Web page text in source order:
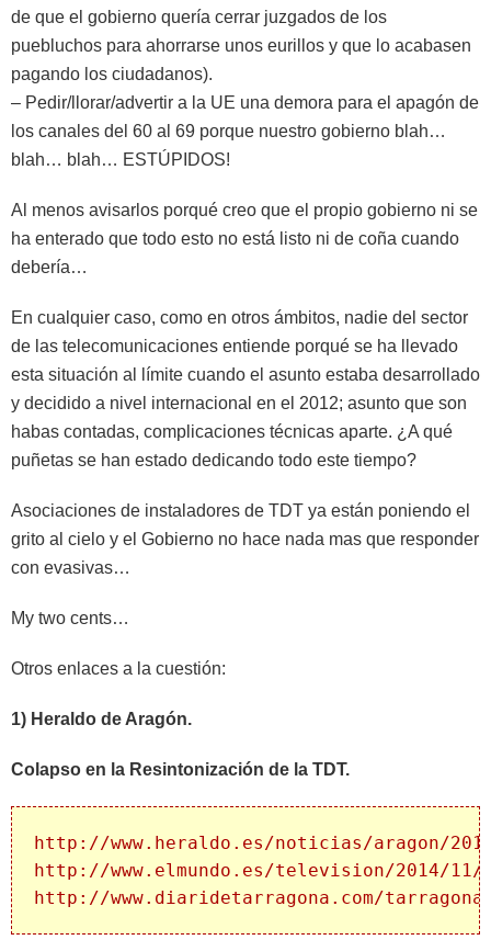
de que el gobierno quería cerrar juzgados de los
puebluchos para ahorrarse unos eurillos y que lo acabasen
pagando los ciudadanos).
– Pedir/llorar/advertir a la UE una demora para el apagón de
los canales del 60 al 69 porque nuestro gobierno blah…
blah… blah… ESTÚPIDOS!
Al menos avisarlos porqué creo que el propio gobierno ni se
ha enterado que todo esto no está listo ni de coña cuando
debería…
En cualquier caso, como en otros ámbitos, nadie del sector
de las telecomunicaciones entiende porqué se ha llevado
esta situación al límite cuando el asunto estaba desarrollado
y decidido a nivel internacional en el 2012; asunto que son
habas contadas, complicaciones técnicas aparte. ¿A qué
puñetas se han estado dedicando todo este tiempo?
Asociaciones de instaladores de TDT ya están poniendo el
grito al cielo y el Gobierno no hace nada mas que responder
con evasivas…
My two cents…
Otros enlaces a la cuestión:
1) Heraldo de Aragón.
Colapso en la Resintonización de la TDT.
http://www.heraldo.es/noticias/aragon/
http://www.elmundo.es/television/2014/11/
http://www.diaridetarragona.com/